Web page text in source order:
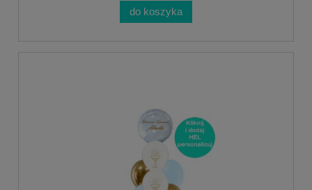
do koszyka